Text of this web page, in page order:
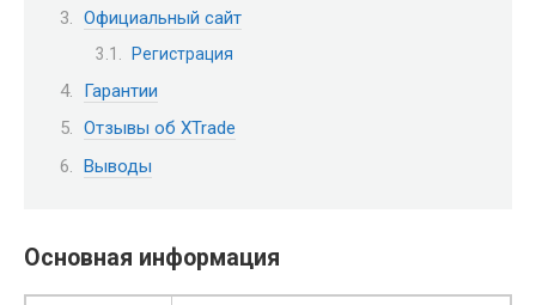
Официальный сайт
Регистрация
Гарантии
Отзывы об XTrade
Выводы
Основная информация